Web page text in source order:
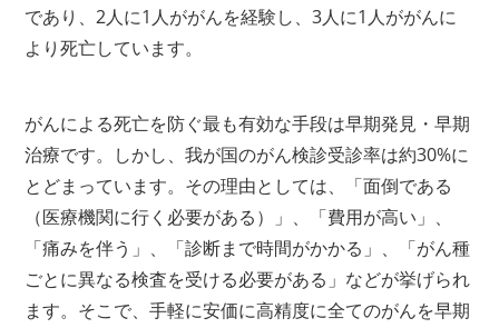
であり、2人に1人ががんを経験し、3人に1人ががんに
より死亡しています。
がんによる死亡を防ぐ最も有効な手段は早期発見・早期
治療です。しかし、我が国のがん検診受診率は約30%に
とどまっています。その理由としては、「面倒である
（医療機関に行く必要がある）」、「費用が高い」、
「痛みを伴う」、「診断まで時間がかかる」、「がん種
ごとに異なる検査を受ける必要がある」などが挙げられ
ます。そこで、手軽に安価に高精度に全てのがんを早期